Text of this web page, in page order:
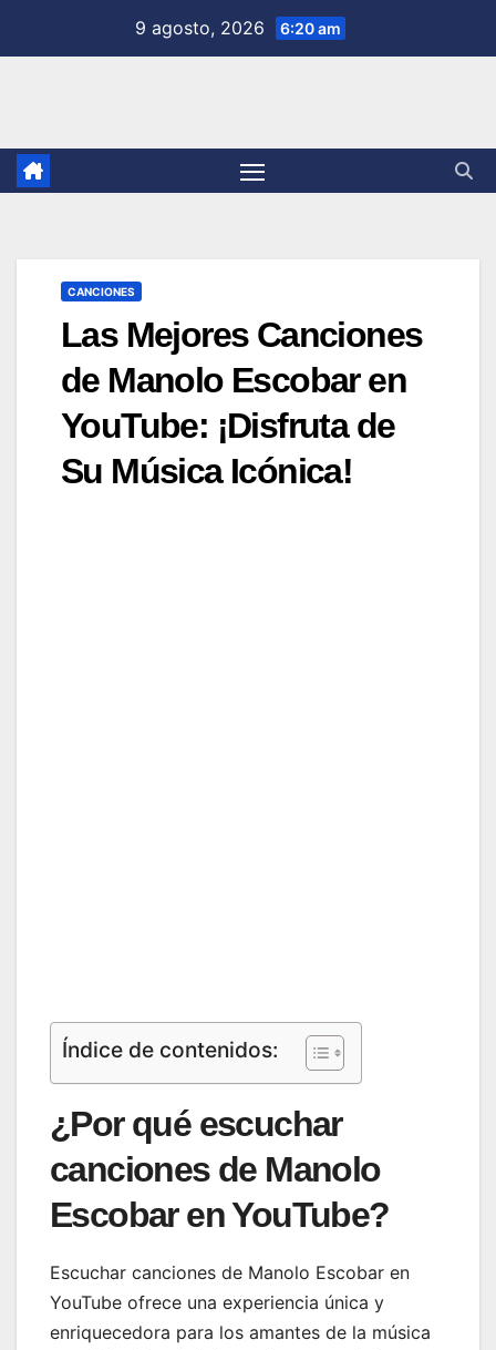
9 agosto, 2026 6:20 am
CANCIONES
Las Mejores Canciones
de Manolo Escobar en
YouTube: ¡Disfruta de
Su Música Icónica!
Índice de contenidos:
¿Por qué escuchar
canciones de Manolo
Escobar en YouTube?
Escuchar canciones de Manolo Escobar en
YouTube ofrece una experiencia única y
enriquecedora para los amantes de la música